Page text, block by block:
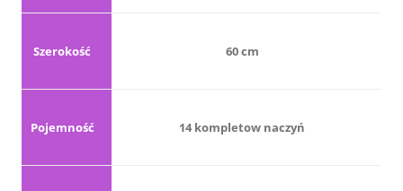
Szerokość 60 cm
Pojemność 14 kompletow naczyń